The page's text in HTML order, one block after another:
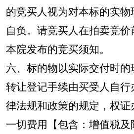
的竞买人视为对本标的实
自负。请竞买人在拍卖竞
本院发布的竞买须知。
六、标的物以实际交付时
转让登记手续由买受人自
律法规和政策的规定，权
一切费用【包含：增值税